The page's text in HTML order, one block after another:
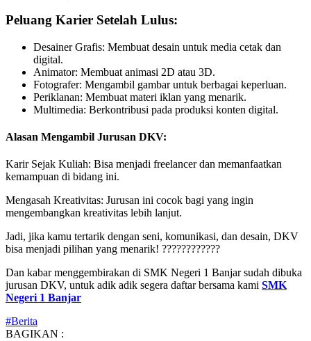
Peluang Karier Setelah Lulus:
Desainer Grafis: Membuat desain untuk media cetak dan
digital.
Animator: Membuat animasi 2D atau 3D.
Fotografer: Mengambil gambar untuk berbagai keperluan.
Periklanan: Membuat materi iklan yang menarik.
Multimedia: Berkontribusi pada produksi konten digital.
Alasan Mengambil Jurusan DKV:
Karir Sejak Kuliah: Bisa menjadi freelancer dan memanfaatkan
kemampuan di bidang ini.
Mengasah Kreativitas: Jurusan ini cocok bagi yang ingin
mengembangkan kreativitas lebih lanjut.
Jadi, jika kamu tertarik dengan seni, komunikasi, dan desain, DKV
bisa menjadi pilihan yang menarik! ????????????
Dan kabar menggembirakan di SMK Negeri 1 Banjar sudah dibuka
jurusan DKV, untuk adik adik segera daftar bersama kami SMK
Negeri 1 Banjar
#Berita
BAGIKAN :